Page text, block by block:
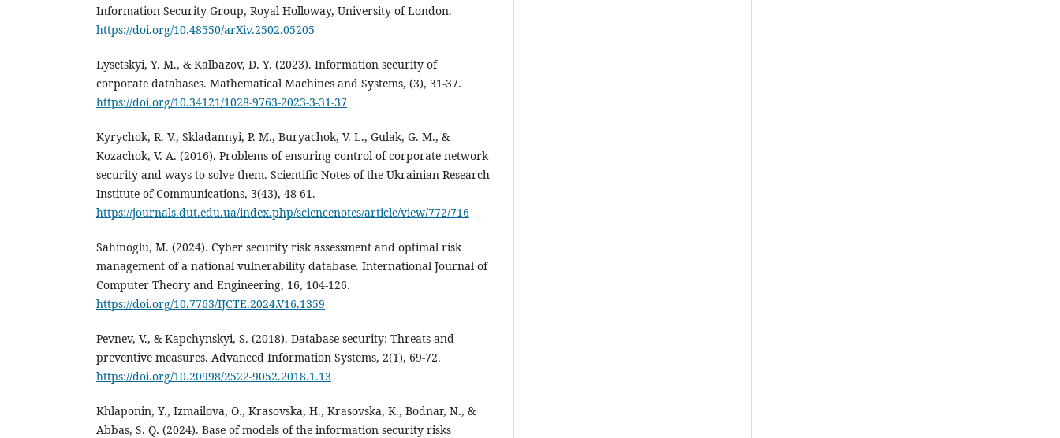
Information Security Group, Royal Holloway, University of London.
https://doi.org/10.48550/arXiv.2502.05205
Lysetskyi, Y. M., & Kalbazov, D. Y. (2023). Information security of
corporate databases. Mathematical Machines and Systems, (3), 31-37.
https://doi.org/10.34121/1028-9763-2023-3-31-37
Kyrychok, R. V., Skladannyi, P. M., Buryachok, V. L., Gulak, G. M., &
Kozachok, V. A. (2016). Problems of ensuring control of corporate network
security and ways to solve them. Scientific Notes of the Ukrainian Research
Institute of Communications, 3(43), 48-61.
https://journals.dut.edu.ua/index.php/sciencenotes/article/view/772/716
Sahinoglu, M. (2024). Cyber security risk assessment and optimal risk
management of a national vulnerability database. International Journal of
Computer Theory and Engineering, 16, 104-126.
https://doi.org/10.7763/IJCTE.2024.V16.1359
Pevnev, V., & Kapchynskyi, S. (2018). Database security: Threats and
preventive measures. Advanced Information Systems, 2(1), 69-72.
https://doi.org/10.20998/2522-9052.2018.1.13
Khlaponin, Y., Izmailova, O., Krasovska, H., Krasovska, K., Bodnar, N., &
Abbas, S. Q. (2024). Base of models of the information security risks